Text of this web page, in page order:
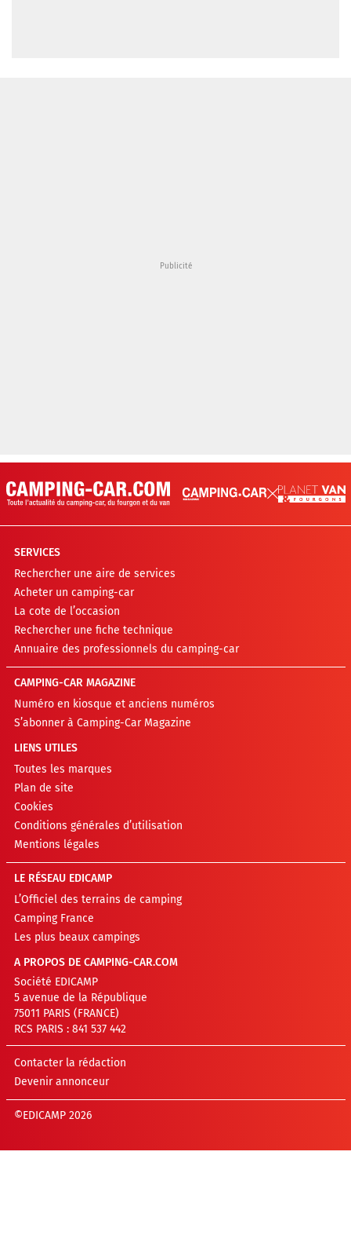
SERVICES
Rechercher une aire de services
Acheter un camping-car
La cote de l’occasion
Rechercher une fiche technique
Annuaire des professionnels du camping-car
CAMPING-CAR MAGAZINE
Numéro en kiosque et anciens numéros
S’abonner à Camping-Car Magazine
LIENS UTILES
Toutes les marques
Plan de site
Cookies
Conditions générales d’utilisation
Mentions légales
LE RÉSEAU EDICAMP
L’Officiel des terrains de camping
Camping France
Les plus beaux campings
A PROPOS DE CAMPING-CAR.COM
Société EDICAMP
5 avenue de la République
75011 PARIS (FRANCE)
RCS PARIS : 841 537 442
Contacter la rédaction
Devenir annonceur
©EDICAMP 2026